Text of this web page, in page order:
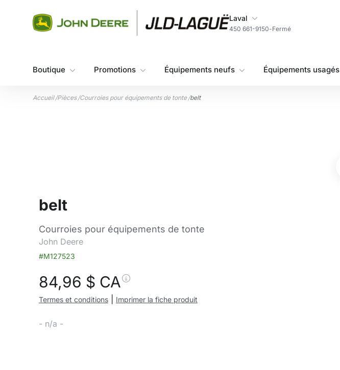
Ma succursale
Laval
450 661-9150-Fermé
Boutique Promotions Équipements neufs Équipements usagés
Accueil /Pièces /Courroies pour équipements de tonte /belt
belt
Courroies pour équipements de tonte
John Deere
#M127523
84,96 $ CA
Termes et conditions Imprimer la fiche produit
- n/a -